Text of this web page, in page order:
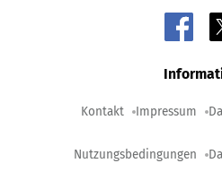
Kontakt Impressum
Nutzungsbedingungen